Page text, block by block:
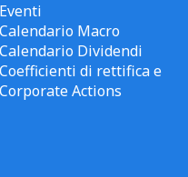
Eventi
Calendario Macro
Calendario Dividendi
Coefficienti di rettifica e
Corporate Actions